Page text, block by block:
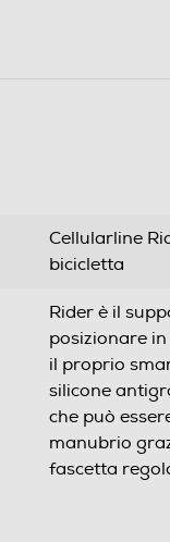
Cellularline
bicicletta
Rider è il
posizionare
il proprio
silicone
che può
manubrio
fascetta